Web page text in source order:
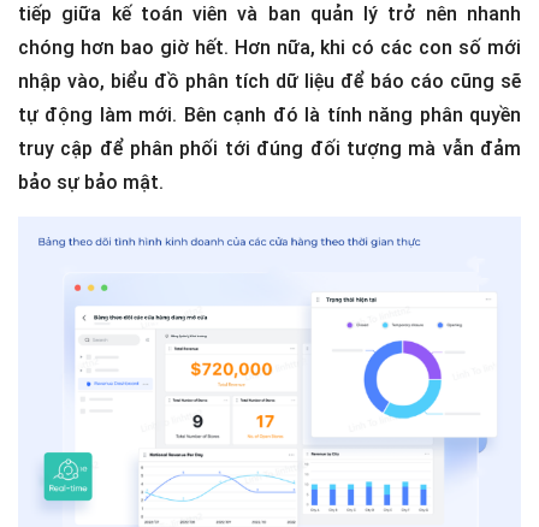
tiếp giữa kế toán viên và ban quản lý trở nên nhanh
chóng hơn bao giờ hết. Hơn nữa, khi có các con số mới
nhập vào, biểu đồ phân tích dữ liệu để báo cáo cũng sẽ
tự động làm mới. Bên cạnh đó là tính năng phân quyền
truy cập để phân phối tới đúng đối tượng mà vẫn đảm
bảo sự bảo mật.